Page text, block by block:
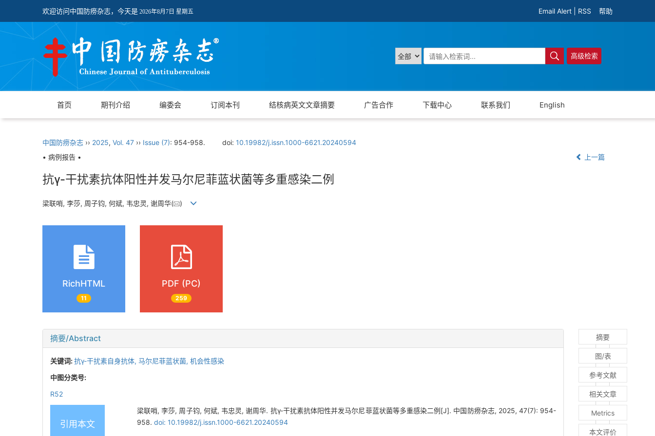
欢迎访问中国防痨杂志，今天是 2026年8月7日 星期五 Email Alert RSS 帮助
高级检索
首页 期刊介绍 编委会 订阅本刊 结核病英文文章摘要 广告合作 下载中心 联系我们 English
中国防痨杂志 ›› 2025, Vol. 47 ›› Issue (7): 954-958. doi: 10.19982/j.issn.1000-6621.20240594
• 病例报告 •
上一篇
抗γ-干扰素抗体阳性并发马尔尼菲蓝状菌等多重感染二例
梁联哨, 李莎, 周子钧, 何斌, 韦忠灵, 谢周华( )
RichHTML
11
PDF (PC)
259
摘要/Abstract
关键词:抗γ-干扰素自身抗体, 马尔尼菲蓝状菌, 机会性感染
中图分类号:
R52
引用本文
梁联哨, 李莎, 周子钧, 何斌, 韦忠灵, 谢周华. 抗γ-干扰素抗体阳性并发马尔尼菲蓝状菌等多重感染二例[J]. 中国防痨杂志, 2025, 47(7): 954-
958. doi: 10.19982/j.issn.1000-6621.20240594
摘要
图/表
参考文献
相关文章
Metrics
本文评价